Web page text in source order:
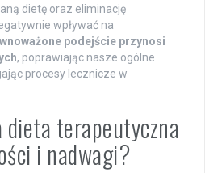
dietę oraz eliminację
wpływać na
podejście przynosi
, poprawiając nasze ogólne
procesy lecznicze w
dieta terapeutyczna
i nadwagi?